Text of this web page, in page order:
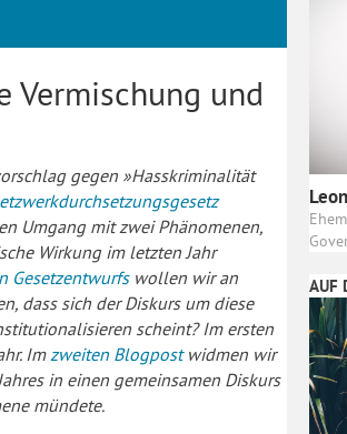
Vermischung und
gegen »Hasskriminalität
Umgang mit zwei Phänomenen,
Wirkung im letzten Jahr
Gesetzentwurfswollen wir an
dass sich der Diskurs um diese
scheint? Im ersten
Im zweiten Blogpostwidmen wir
in einen gemeinsamen Diskurs
mündete.
AUF